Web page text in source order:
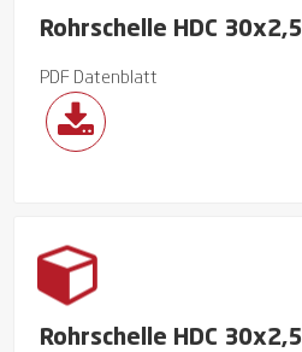
Rohrschelle HDC 30x2,5
PDF Datenblatt
Rohrschelle HDC 30x2,5